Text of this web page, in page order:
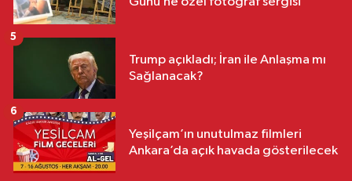
Trump açıkladı; İran ile Anlaşma mı
Sağlanacak?
5
Yeşilçam’ın unutulmaz filmleri
Ankara’da açık havada gösterilecek
6